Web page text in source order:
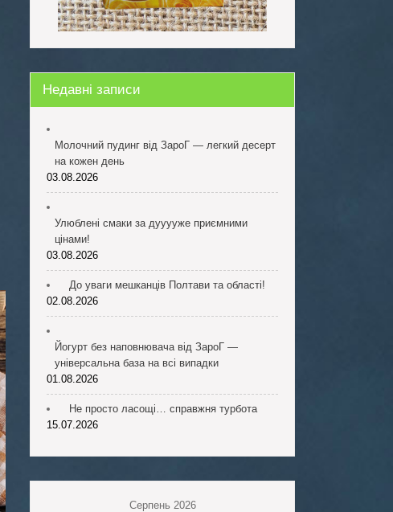
Недавні записи
Молочний пудинг від ЗароГ — легкий десерт
на кожен день
03.08.2026
Улюблені смаки за дууууже приємними
цінами!
03.08.2026
До уваги мешканців Полтави та області!
02.08.2026
Йогурт без наповнювача від ЗароГ —
універсальна база на всі випадки
01.08.2026
Не просто ласощі… справжня турбота
15.07.2026
Серпень 2026